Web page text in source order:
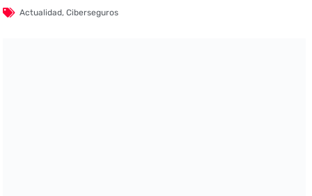
Actualidad,Ciberseguros